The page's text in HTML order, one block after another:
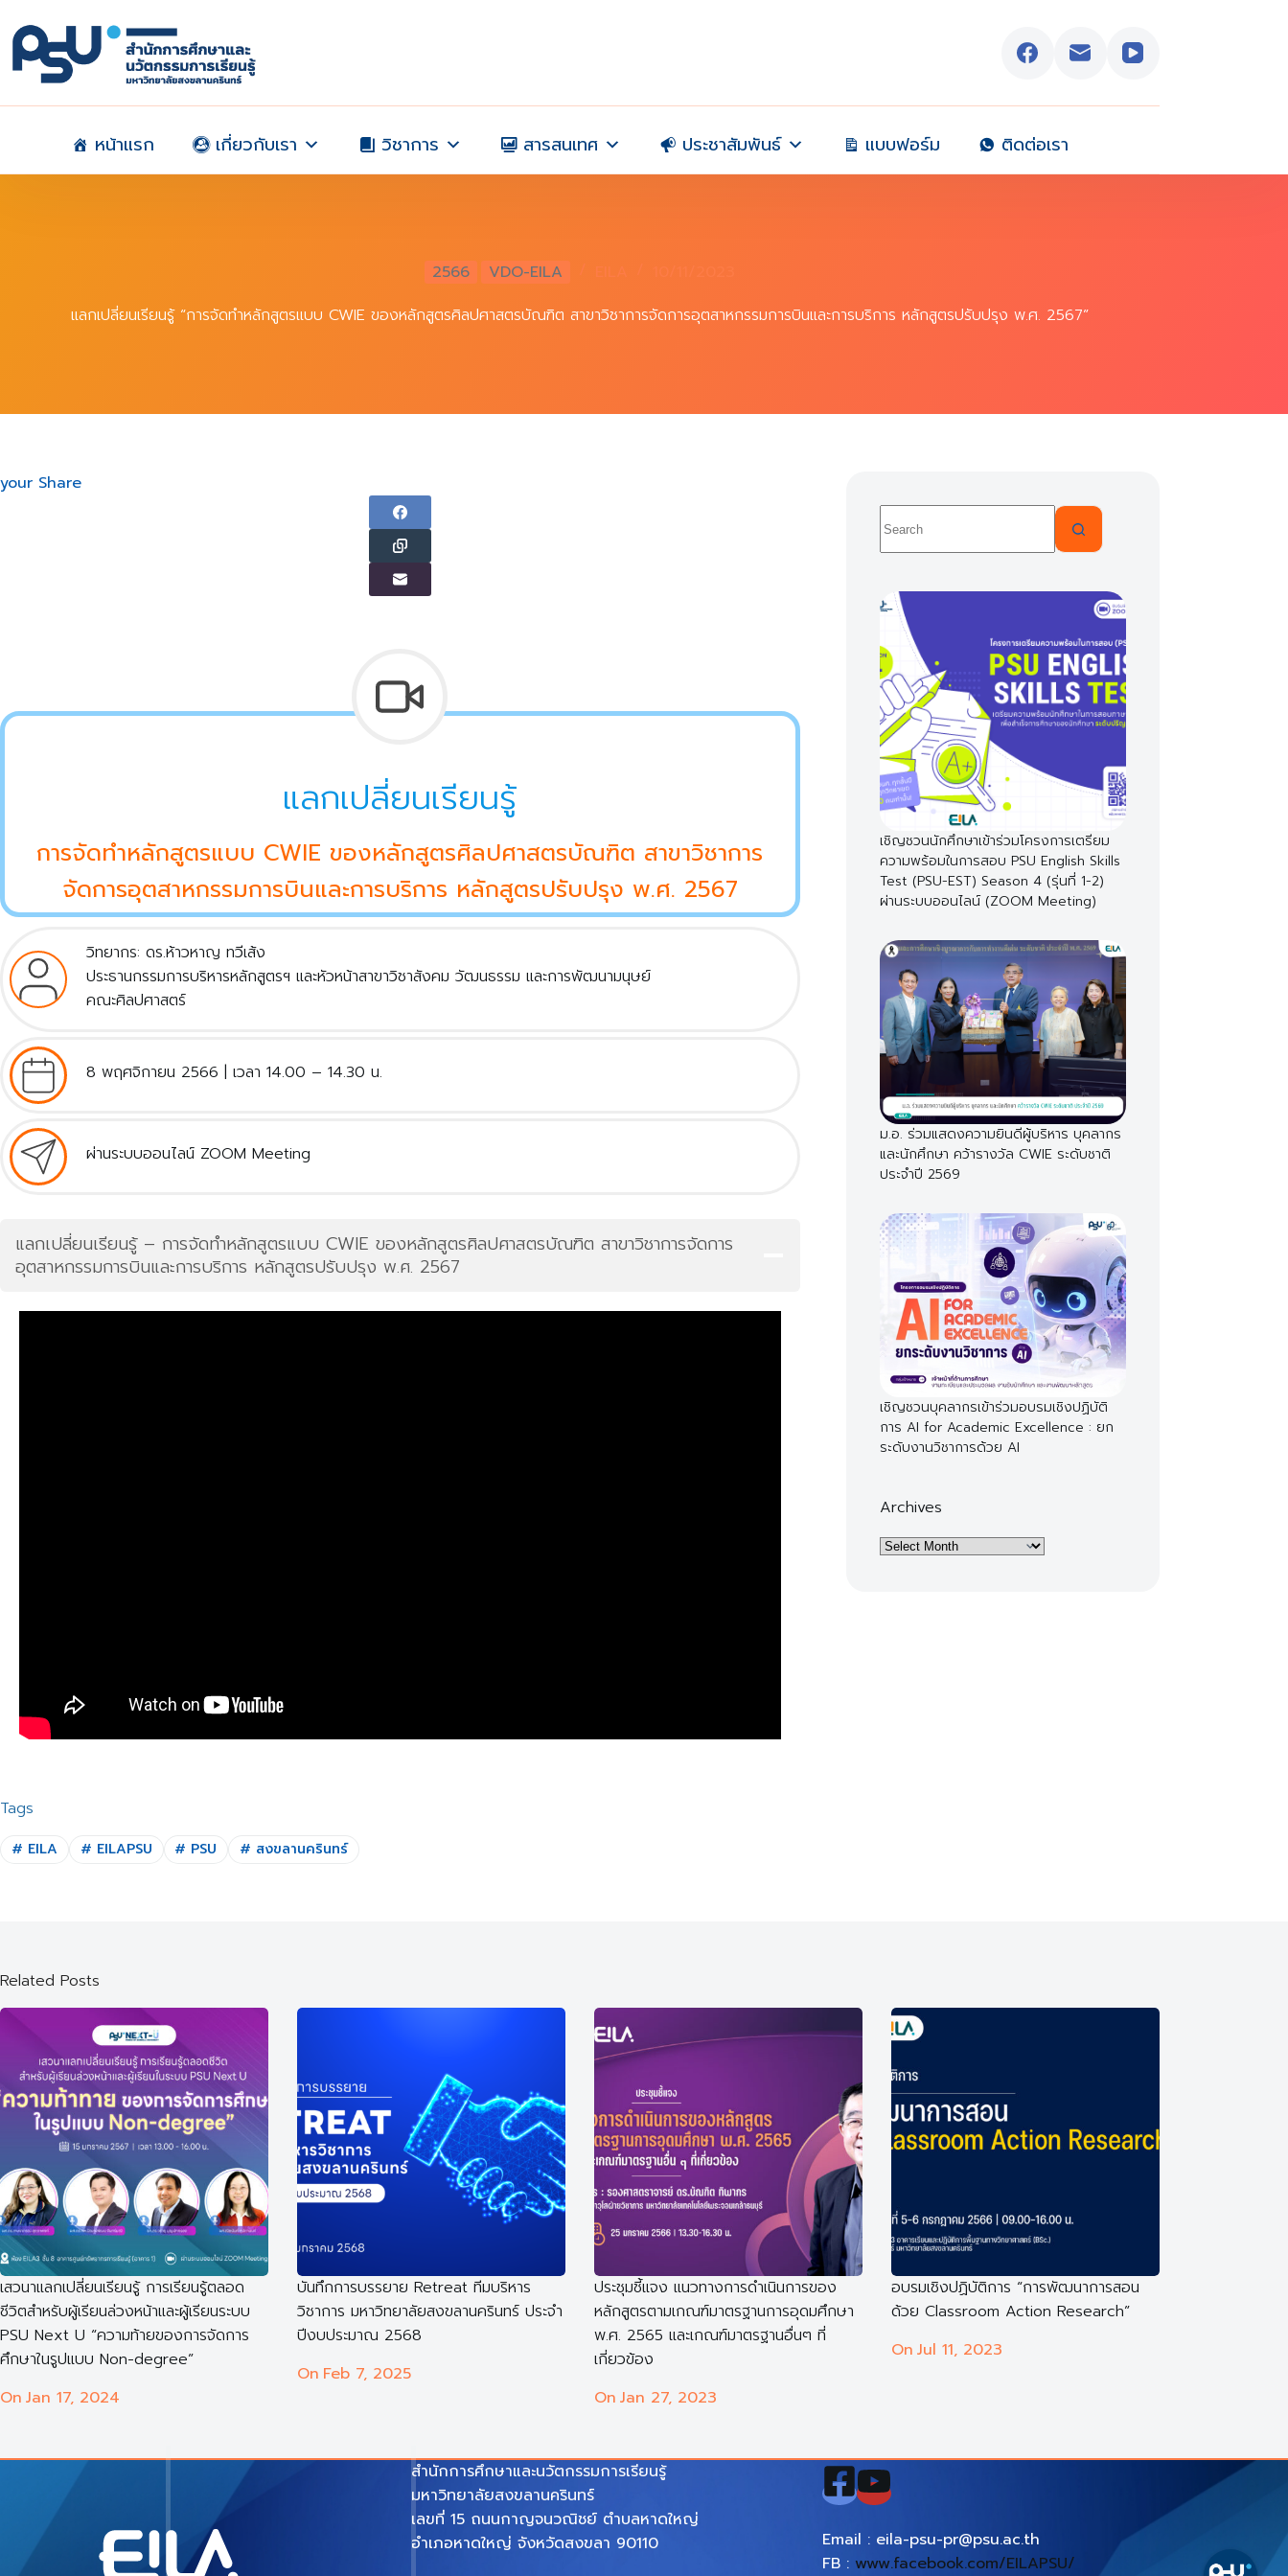
to
content
หน้าแรก เกี่ยวกับเรา วิชาการ สารสนเทศ ประชาสัมพันธ์ แบบฟอร์ม ติดต่อเรา
2566 VDO-EILA
แลกเปลี่ยนเรียนรู้ “การจัดทำหลักสูตรแบบ CWIE ของหลักสูตรศิลปศาสตรบัณฑิต สาขาวิชาการจัดการอุตสาหกรรมการบินและการบริการ หลักสูตรปรับปรุง พ.ศ. 2567”
your Share
แลกเปลี่ยนเรียนรู้
การจัดทำหลักสูตรแบบ CWIE ของหลักสูตรศิลปศาสตรบัณฑิต สาขาวิชาการ
จัดการอุตสาหกรรมการบินและการบริการ หลักสูตรปรับปรุง พ.ศ. 2567
วิทยากร: ดร.ห้าวหาญ ทวีเส้ง
ประธานกรรมการบริหารหลักสูตรฯ และหัวหน้าสาขาวิชาสังคม วัฒนธรรม และการพัฒนามนุษย์
คณะศิลปศาสตร์
8 พฤศจิกายน 2566 | เวลา 14.00 – 14.30 น.
ผ่านระบบออนไลน์ ZOOM Meeting
แลกเปลี่ยนเรียนรู้ – การจัดทำหลักสูตรแบบ CWIE ของหลักสูตรศิลปศาสตรบัณฑิต สาขาวิชาการจัดการ
อุตสาหกรรมการบินและการบริการ หลักสูตรปรับปรุง พ.ศ. 2567
Tags
# EILA # EILAPSU # PSU # สงขลานครินทร์
results
เชิญชวนนักศึกษาเข้าร่วมโครงการเตรียม
ความพร้อมในการสอบ PSU English Skills
Test (PSU-EST) Season 4 (รุ่นที่ 1-2)
ผ่านระบบออนไลน์ (ZOOM Meeting)
ม.อ. ร่วมแสดงความยินดีผู้บริหาร บุคลากร
และนักศึกษา คว้ารางวัล CWIE ระดับชาติ
ประจำปี 2569
เชิญชวนบุคลากรเข้าร่วมอบรมเชิงปฏิบัติ
การ AI for Academic Excellence : ยก
ระดับงานวิชาการด้วย AI
Archives
Archives
Related Posts
เสวนาแลกเปลี่ยนเรียนรู้ การเรียนรู้ตลอด
ชีวิตสำหรับผู้เรียนล่วงหน้าและผู้เรียนระบบ
PSU Next U “ความท้ายของการจัดการ
ศึกษาในรูปแบบ Non-degree”
On Jan 17, 2024
บันทึกการบรรยาย Retreat ทีมบริหาร
วิชาการ มหาวิทยาลัยสงขลานครินทร์ ประจำ
ปีงบประมาณ 2568
On Feb 7, 2025
ประชุมชี้แจง แนวทางการดำเนินการของ
หลักสูตรตามเกณฑ์มาตรฐานการอุดมศึกษา
พ.ศ. 2565 และเกณฑ์มาตรฐานอื่นๆ ที่
เกี่ยวข้อง
On Jan 27, 2023
อบรมเชิงปฏิบัติการ “การพัฒนาการสอน
ด้วย Classroom Action Research”
On Jul 11, 2023
สำนักการศึกษาและนวัตกรรมการเรียนรู้
มหาวิทยาลัยสงขลานครินทร์
เลขที่ 15 ถนนกาญจนวณิชย์ ตำบลหาดใหญ่
อำเภอหาดใหญ่ จังหวัดสงขลา 90110
Email : eila-psu-pr@psu.ac.th
FB : www.facebook.com/EILAPSU/